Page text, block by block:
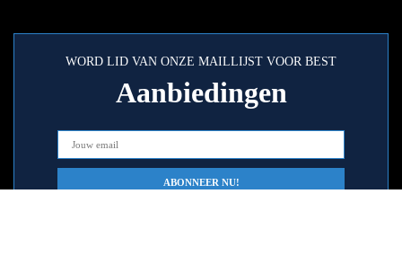
WORD LID VAN ONZE MAILLIJST VOOR BEST
Aanbiedingen